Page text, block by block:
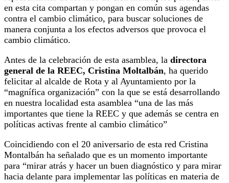
en esta cita compartan y pongan en común sus agendas
contra el cambio climático, para buscar soluciones de
manera conjunta a los efectos adversos que provoca el
cambio climático.
Antes de la celebración de esta asamblea, la directora
general de la REEC, Cristina Moltalbán, ha querido
felicitar al alcalde de Rota y al Ayuntamiento por la
“magnífica organización” con la que se está desarrollando
en nuestra localidad esta asamblea “una de las más
importantes que tiene la REEC y que además se centra en
políticas activas frente al cambio climático”
Coincidiendo con el 20 aniversario de esta red Cristina
Montalbán ha señalado que es un momento importante
para “mirar atrás y hacer un buen diagnóstico y para mirar
hacia delante para implementar las políticas en materia de